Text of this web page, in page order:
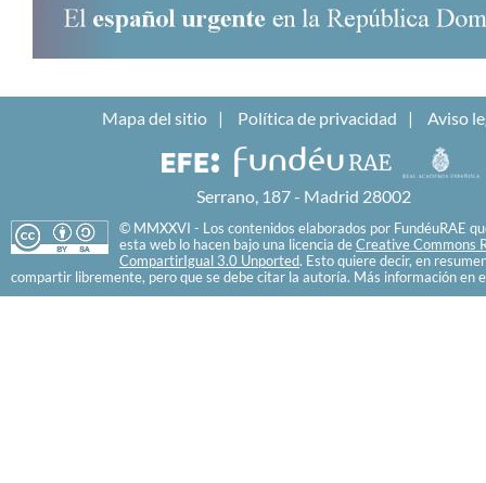
Mapa del sitio Política de privacidad Aviso
Serrano, 187 - Madrid 28002
© MMXXVI - Los contenidos elaborados por FundéuRAE
esta web lo hacen bajo una licencia de Creative Commons
CompartirIgual 3.0 Unported. Esto quiere decir, en
compartir libremente, pero que se debe citar la autoría. Más información en